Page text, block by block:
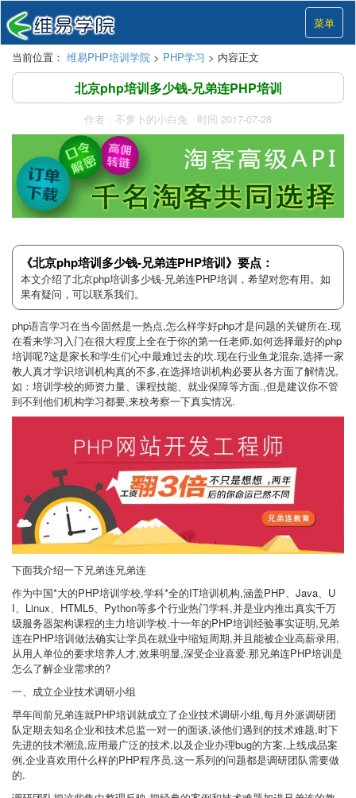
菜单
当前位置： 维易PHP培训学院 > PHP学习 > 内容正文
北京php培训多少钱-兄弟连PHP培训
作者：不萝卜的小白兔 时间 2017-07-28
《北京php培训多少钱-兄弟连PHP培训》要点：
本文介绍了北京php培训多少钱-兄弟连PHP培训，希望对您有用。如
果有疑问，可以联系我们。
php语言学习在当今固然是一热点,怎么样学好php才是问题的关键所在.现
在看来学习入门在很大程度上全在于你的第一任老师,如何选择最好的php
培训呢?这是家长和学生们心中最难过去的坎.现在行业鱼龙混杂,选择一家
教人真才学识培训机构真的不多,在选择培训机构必要从各方面了解情况,
如：培训学校的师资力量、课程技能、就业保障等方面.,但是建议你不管
到不到他们机构学习都要,来校考察一下真实情况.
下面我介绍一下兄弟连兄弟连
作为中国*大的PHP培训学校,学科*全的IT培训机构,涵盖PHP、Java、U
I、Linux、HTML5、Python等多个行业热门学科,并是业内推出真实千万
级服务器架构课程的主力培训学校.十一年的PHP培训经验事实证明,兄弟
连在PHP培训做法确实让学员在就业中缩短周期,并且能被企业高薪录用,
从用人单位的要求培养人才,效果明显,深受企业喜爱.那兄弟连PHP培训是
怎么了解企业需求的?
一、成立企业技术调研小组
早年间前兄弟连就PHP培训就成立了企业技术调研小组,每月外派调研团
队定期去知名企业和技术总监一对一的面谈,谈他们遇到的技术难题,时下
先进的技术潮流,应用最广泛的技术,以及企业办理bug的方案,上线成品案
例,企业喜欢用什么样的PHP程序员,这一系列的问题都是调研团队需要做
的.